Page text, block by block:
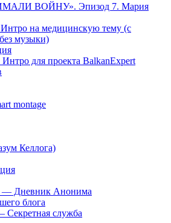
ВОЙНУ». Эпизод 7. Мария
Интро на медицинскую тему (с
музыки)
для проекта BalkanExpert
montage
Келлога)
— Дневник Анонима
блога
Секретная служба